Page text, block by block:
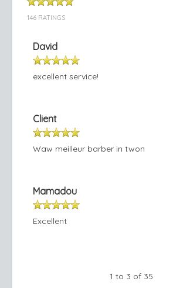
146 RATINGS
David
excellent service!
Client
Waw meilleur barber in twon
Mamadou
Excellent
1 to 3 of 35